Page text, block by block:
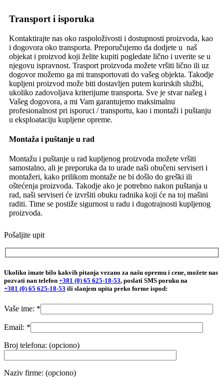
Transport i isporuka
Kontaktirajte nas oko raspoloživosti i dostupnosti proizvoda, kao
i dogovora oko transporta. Preporučujemo da dodjete u naš
objekat i proizvod koji želite kupiti pogledate lično i uverite se u
njegovu ispravnost. Trasport proizvoda možete vršiti lično ili uz
dogovor možemo ga mi transportovati do vašeg objekta. Takodje
kupljeni proizvod može biti dostavljen putem kurirskih službi,
ukoliko zadovoljava kriterijume transporta. Sve je stvar našeg i
Vašeg dogovora, a mi Vam garantujemo maksimalnu
profesionalnost pri isporuci / transportu, kao i montaži i puštanju
u eksploataciju kupljene opreme.
Montaža i puštanje u rad
Montažu i puštanje u rad kupljenog proizvoda možete vršiti
samostalno, ali je preporuka da to urade naši obučeni serviseri i
montažeri, kako prilikom montaže ne bi došlo do greški ili
oštećenja proizvoda. Takodje ako je potrebno nakon puštanja u
rad, naši serviseri će izvršiti obuku radnika koji će na toj mašini
raditi. Time se postiže sigurnost u radu i dugotrajnosti kupljenog
proizvoda.
Pošaljite upit
Ukoliko imate bilo kakvih pitanja vezano za našu opremu i cene, možete nas
pozvati nan telefon +381 (0) 65 625-18-53, poslati SMS poruku na
+381 (0) 65 625-18-53 ili slanjem upita preko forme ispod:
Vaše ime: *
Email: *
Broj telefona: (opciono)
Naziv firme: (opciono)